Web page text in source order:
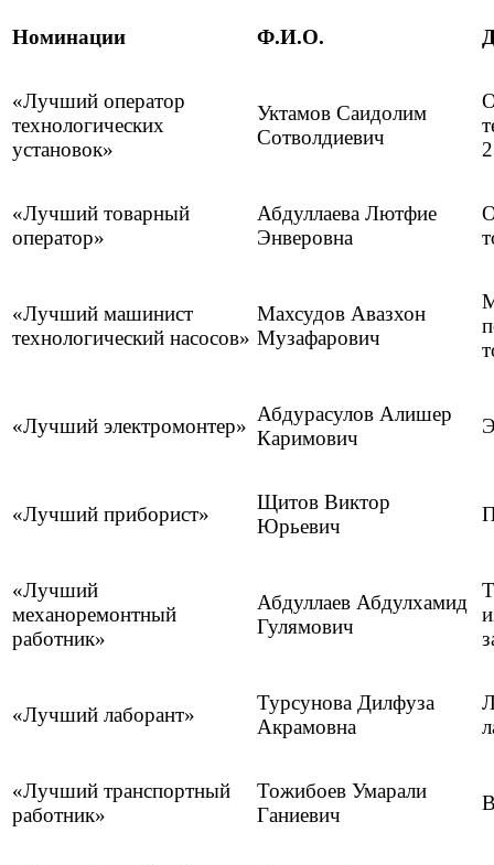
Номинации Ф.И.О.
«Лучший оператор
технологических
установок»
Уктамов Саидолим
Сотволдиевич
2
«Лучший товарный
оператор»
Абдуллаева Лютфие
Энверовна
«Лучший машинист
технологический насосов»
Махсудов Авазхон
Музафарович
«Лучший электромонтер»
Абдурасулов Алишер
Каримович
«Лучший приборист»
Щитов Виктор
Юрьевич
«Лучший
механоремонтный
работник»
Абдуллаев Абдулхамид
Гулямович
«Лучший лаборант»
Турсунова Дилфуза
Акрамовна
«Лучший транспортный
работник»
Тожибоев Умарали
Ганиевич